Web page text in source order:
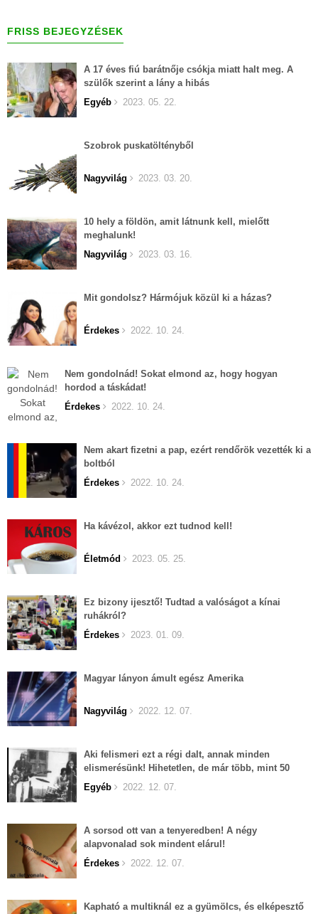
FRISS BEJEGYZÉSEK
A 17 éves fiú barátnője csókja miatt halt meg. A
szülők szerint a lány a hibás
Egyéb
2023. 05. 22.
Szobrok puskatöltényből
Nagyvilág 2023. 03. 20.
10 hely a földön, amit látnunk kell, mielőtt
meghalunk!
Nagyvilág
2023. 03. 16.
Mit gondolsz? Hármójuk közül ki a házas?
Érdekes 2022. 10. 24.
Nem gondolnád! Sokat elmond az, hogy hogyan
hordod a táskádat!
Érdekes
2022. 10. 24.
Nem akart fizetni a pap, ezért rendőrök vezették ki a
boltból
Érdekes
2022. 10. 24.
Ha kávézol, akkor ezt tudnod kell!
Életmód 2023. 05. 25.
Ez bizony ijesztő! Tudtad a valóságot a kínai
ruhákról?
Érdekes
2023. 01. 09.
Magyar lányon ámult egész Amerika
Nagyvilág 2022. 12. 07.
Aki felismeri ezt a régi dalt, annak minden
elismerésünk! Hihetetlen, de már több, mint 50
éves...
Egyéb 2022. 12. 07.
A sorsod ott van a tenyeredben! A négy
alapvonalad sok mindent elárul!
Érdekes
2022. 12. 07.
Kapható a multiknál ez a gyümölcs, és elképesztő